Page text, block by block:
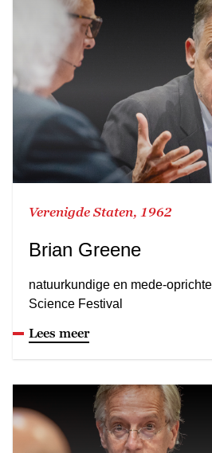
Verenigde Staten, 1962
Brian Greene
natuurkundige en mede-
Science Festival
Lees meer